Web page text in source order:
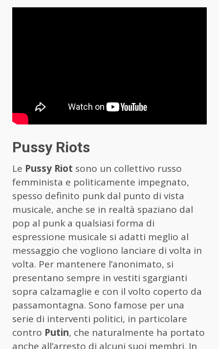
Pussy Riots
Le Pussy Riot sono un collettivo russo
femminista e politicamente impegnato,
spesso definito punk dal punto di vista
musicale, anche se in realtà spaziano dal
pop al punk a qualsiasi forma di
espressione musicale si adatti meglio al
messaggio che vogliono lanciare di volta in
volta. Per mantenere l’anonimato, si
presentano sempre in vestiti sgargianti
sopra calzamaglie e con il volto coperto da
passamontagna. Sono famose per una
serie di interventi politici, in particolare
contro Putin, che naturalmente ha portato
anche all’arresto di alcuni suoi membri. In